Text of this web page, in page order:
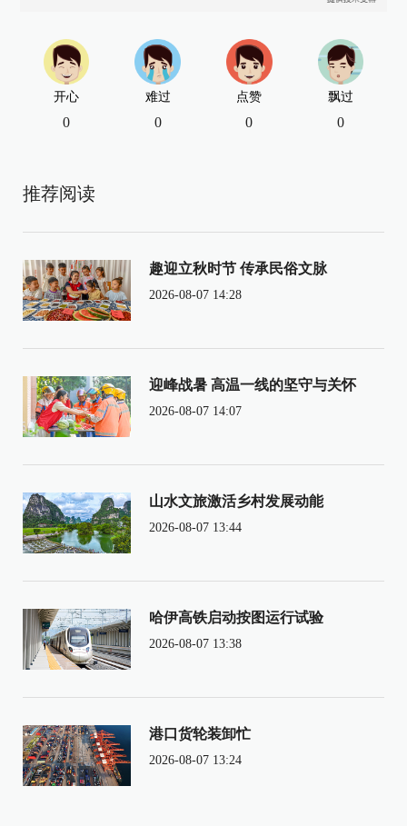
开心
0
难过
0
点赞
0
飘过
0
推荐阅读
趣迎立秋时节 传承民俗文脉
2026-08-07 14:28
迎峰战暑 高温一线的坚守与关怀
2026-08-07 14:07
山水文旅激活乡村发展动能
2026-08-07 13:44
哈伊高铁启动按图运行试验
2026-08-07 13:38
港口货轮装卸忙
2026-08-07 13:24